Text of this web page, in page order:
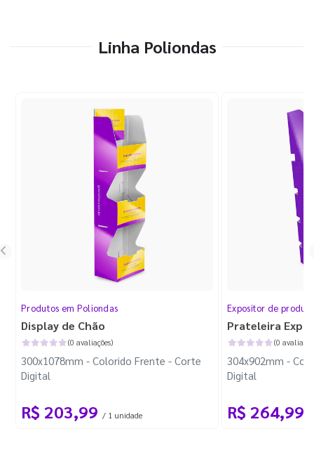
Linha Poliondas
Produtos em Poliondas
Display de Chão
(0 avaliações)
300x1078mm - Colorido Frente - Corte
Digital
R$ 203,99 / 1 unidade
Expositor de
Prateleira
(0
304x902mm -
Digital
R$ 264,99